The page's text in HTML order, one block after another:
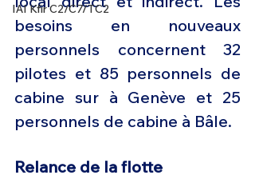
IAI Kfir C2/C7/TC2
besoins en nouveaux
personnels concernent 32
pilotes et 85 personnels de
cabine sur à Genève et 25
personnels de cabine à Bâle.
Relance de la flotte